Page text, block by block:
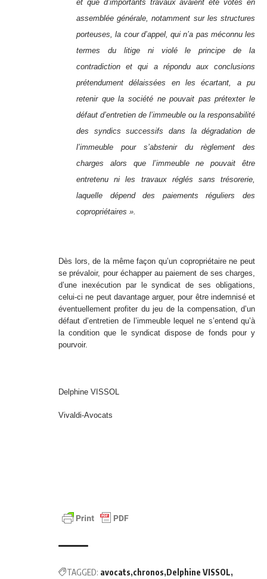
et que d’importants travaux avaient été votés en
assemblée générale, notamment sur les structures
porteuses, la cour d’appel, qui n’a pas méconnu les
termes du litige ni violé le principe de la
contradiction et qui a répondu aux conclusions
prétendument délaissées en les écartant, a pu
retenir que la société ne pouvait pas prétexter le
défaut d’entretien de l’immeuble ou la responsabilité
des syndics successifs dans la dégradation de
l’immeuble pour s’abstenir du règlement des
charges alors que l’immeuble ne pouvait être
entretenu ni les travaux réglés sans trésorerie,
laquelle dépend des paiements réguliers des
copropriétaires ».
Dès lors, de la même façon qu’un copropriétaire ne peut
se prévaloir, pour échapper au paiement de ses charges,
d’une inexécution par le syndicat de ses obligations,
celui-ci ne peut davantage arguer, pour être indemnisé et
éventuellement profiter du jeu de la compensation, d’un
défaut d’entretien de l’immeuble lequel ne s’entend qu’à
la condition que le syndicat dispose de fonds pour y
pourvoir.
Delphine VISSOL
Vivaldi-Avocats
TAGGED: avocats chronos Delphine VISSOL